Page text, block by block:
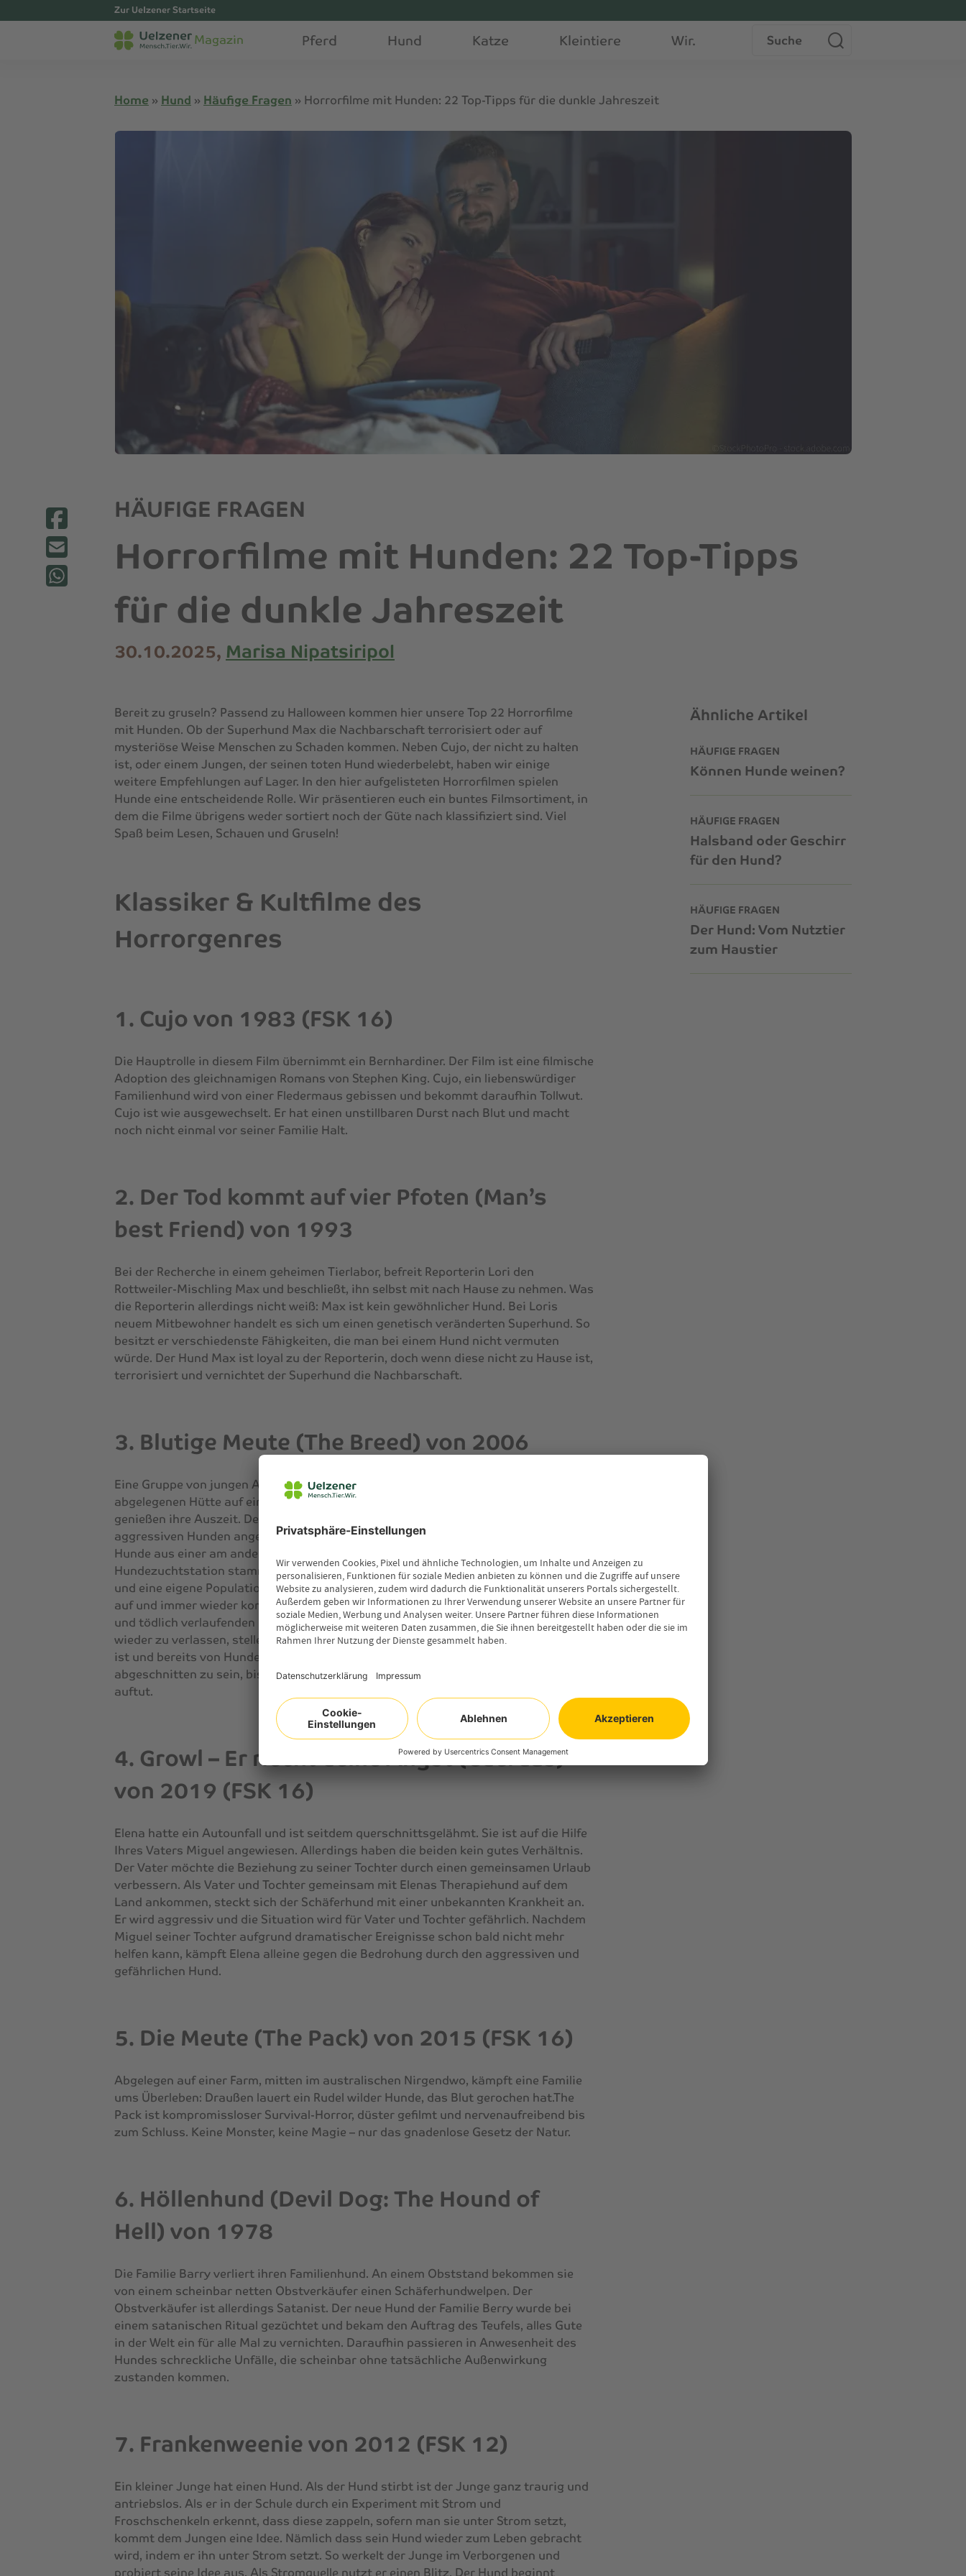
Zur Uelzener Startseite
Magazin Pferd Hund Katze Kleintiere Wir.
Home » Hund » Häufige Fragen » Horrorfilme mit Hunden: 22 Top-Tipps für die dunkle Jahreszeit
HÄUFIGE FRAGEN
Horrorfilme mit Hunden: 22 Top-Tipps
für die dunkle Jahreszeit
30.10.2025, Marisa Nipatsiripol
Ähnliche Artikel
HÄUFIGE FRAGEN
Können Hunde weinen?
HÄUFIGE FRAGEN
Halsband oder Geschirr
für den Hund?
HÄUFIGE FRAGEN
Der Hund: Vom Nutztier
zum Haustier
Bereit zu gruseln? Passend zu Halloween kommen hier unsere Top 22 Horrorfilme
mit Hunden. Ob der Superhund Max die Nachbarschaft terrorisiert oder auf
mysteriöse Weise Menschen zu Schaden kommen. Neben Cujo, der nicht zu halten
ist, oder einem Jungen, der seinen toten Hund wiederbelebt, haben wir einige
weitere Empfehlungen auf Lager. In den hier aufgelisteten Horrorfilmen spielen
Hunde eine entscheidende Rolle. Wir präsentieren euch ein buntes Filmsortiment, in
dem die Filme übrigens weder sortiert noch der Güte nach klassifiziert sind. Viel
Spaß beim Lesen, Schauen und Gruseln!
Klassiker & Kultfilme des
Horrorgenres
1. Cujo von 1983 (FSK 16)
Die Hauptrolle in diesem Film übernimmt ein Bernhardiner. Der Film ist eine filmische
Adoption des gleichnamigen Romans von Stephen King. Cujo, ein liebenswürdiger
Familienhund wird von einer Fledermaus gebissen und bekommt daraufhin Tollwut.
Cujo ist wie ausgewechselt. Er hat einen unstillbaren Durst nach Blut und macht
noch nicht einmal vor seiner Familie Halt.
2. Der Tod kommt auf vier Pfoten (Man’s
best Friend) von 1993
Bei der Recherche in einem geheimen Tierlabor, befreit Reporterin Lori den
Rottweiler-Mischling Max und beschließt, ihn selbst mit nach Hause zu nehmen. Was
die Reporterin allerdings nicht weiß: Max ist kein gewöhnlicher Hund. Bei Loris
neuem Mitbewohner handelt es sich um einen genetisch veränderten Superhund. So
besitzt er verschiedenste Fähigkeiten, die man bei einem Hund nicht vermuten
würde. Der Hund Max ist loyal zu der Reporterin, doch wenn diese nicht zu Hause ist,
terrorisiert und vernichtet der Superhund die Nachbarschaft.
3. Blutige Meute (The Breed) von 2006
Eine Gruppe von jungen Amerikanern fliegt mit einem Wasserflugzeug zu einer
abgelegenen Hütte auf einer kleinen Insel. Dort hat die Gruppe viel Spaß, sie
genießen ihre Auszeit. Der Spaß nimmt ein jähes Ende als die jungen Leute von
aggressiven Hunden angegriffen werden. Die jungen Leute finden heraus, dass die
Hunde aus einer am anderen Ende der Insel liegenden von Menschen verlassenen
Hundezuchtstation stammen. Die zurückgelassenen Hunde haben sich vermehrt
und eine eigene Population gebildet. Sie tauchen auch an sicher geglaubten Orten
auf und immer wieder kommt es zu überraschenden und für die Menschen grausig
und tödlich verlaufenden Begegnungen. Bei dem Versuch, die Insel mit dem Flugzeug
wieder zu verlassen, stellen einige Mitglieder der Gruppe fest, dass dieses zerstört
ist und bereits von Hunden besetzt wurde. Jeder Fluchtweg scheint durch die Hunde
abgeschnitten zu sein, bis sich vielleicht doch ein möglicher rettender Ausweg
auftut.
4. Growl – Er riecht deine Angst (Cuerdas)
von 2019 (FSK 16)
Elena hatte ein Autounfall und ist seitdem querschnittsgelähmt. Sie ist auf die Hilfe
Ihres Vaters Miguel angewiesen. Allerdings haben die beiden kein gutes Verhältnis.
Der Vater möchte die Beziehung zu seiner Tochter durch einen gemeinsamen Urlaub
verbessern. Als Vater und Tochter gemeinsam mit Elenas Therapiehund auf dem
Land ankommen, steckt sich der Schäferhund mit einer unbekannten Krankheit an.
Er wird aggressiv und die Situation wird für Vater und Tochter gefährlich. Nachdem
Miguel seiner Tochter aufgrund dramatischer Ereignisse schon bald nicht mehr
helfen kann, kämpft Elena alleine gegen die Bedrohung durch den aggressiven und
gefährlichen Hund.
5. Die Meute (The Pack) von 2015 (FSK 16)
Abgelegen auf einer Farm, mitten im australischen Nirgendwo, kämpft eine Familie
ums Überleben: Draußen lauert ein Rudel wilder Hunde, das Blut gerochen hat.The
Pack ist kompromissloser Survival-Horror, düster gefilmt und nervenaufreibend bis
zum Schluss. Keine Monster, keine Magie – nur das gnadenlose Gesetz der Natur.
6. Höllenhund (Devil Dog: The Hound of
Hell) von 1978
Die Familie Barry verliert ihren Familienhund. An einem Obststand bekommen sie
von einem scheinbar netten Obstverkäufer einen Schäferhundwelpen. Der
Obstverkäufer ist allerdings Satanist. Der neue Hund der Familie Berry wurde bei
einem satanischen Ritual gezüchtet und bekam den Auftrag des Teufels, alles Gute
in der Welt ein für alle Mal zu vernichten. Daraufhin passieren in Anwesenheit des
Hundes schreckliche Unfälle, die scheinbar ohne tatsächliche Außenwirkung
zustanden kommen.
7. Frankenweenie von 2012 (FSK 12)
Ein kleiner Junge hat einen Hund. Als der Hund stirbt ist der Junge ganz traurig und
antriebslos. Als er in der Schule durch ein Experiment mit Strom und
Froschschenkeln erkennt, dass diese zappeln, sofern man sie unter Strom setzt,
kommt dem Jungen eine Idee. Nämlich dass sein Hund wieder zum Leben gebracht
wird, indem er ihn unter Strom setzt. So werkelt der Junge im Verborgenen und
probiert seine Idee aus. Als Stromquelle nutzt er einen Blitz. Der Hund beginnt